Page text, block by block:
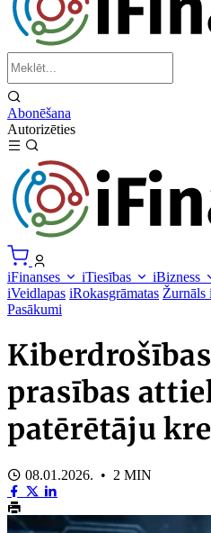
Abonēšana
Autorizēties
iFinanses iTiesības
iBizness
iVeidlapas iRokasgrāmatas Žurnāls
Pasākumi
prasības
patērētāju
08.01.2026. • 2 MIN